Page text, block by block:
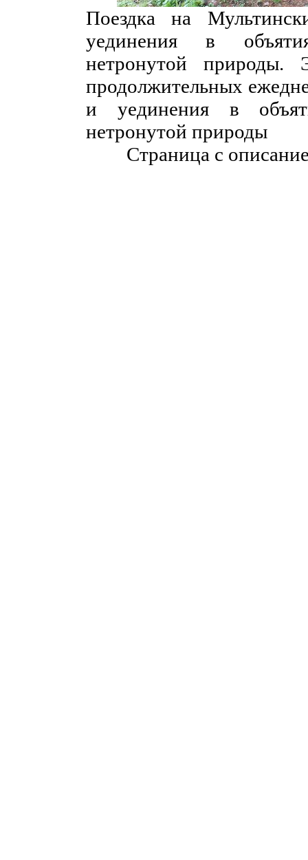
Поездка на
уединения в
нетронутой природы.
продолжительных
и уединения в
нетронутой природы
Страница с